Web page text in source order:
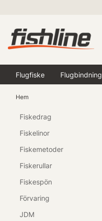
Flugfiske Flugbindning
Hem
Fiskedrag
Fiskelinor
Fiskemetoder
Fiskerullar
Fiskespön
Förvaring
JDM